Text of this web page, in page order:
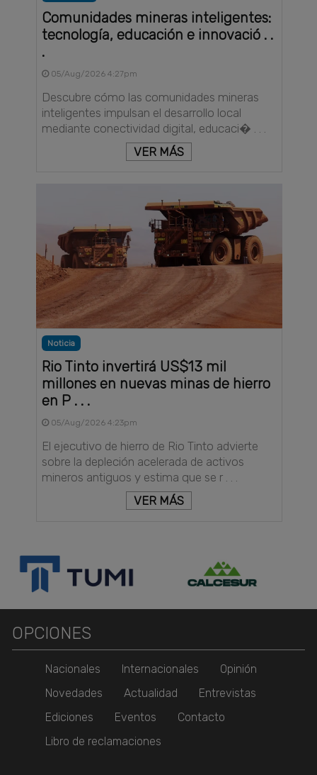
Comunidades mineras inteligentes:
tecnología, educación e innovació . .
.
05/Aug/2026 4:27pm
Descubre cómo las comunidades mineras
inteligentes impulsan el desarrollo local
mediante conectividad digital, educaci� . . .
VER MÁS
Noticia
Rio Tinto invertirá US$13 mil
millones en nuevas minas de hierro
en P . . .
05/Aug/2026 4:23pm
El ejecutivo de hierro de Rio Tinto advierte
sobre la depleción acelerada de activos
mineros antiguos y estima que se r . . .
VER MÁS
OPCIONES
Nacionales Internacionales
Opinión
Novedades
Actualidad
Entrevistas
Ediciones
Eventos
Contacto
Libro de reclamaciones